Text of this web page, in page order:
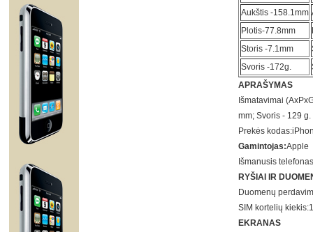
Aukštis -158.1mm
Plotis-77.8mm
Storis -7.1mm
Svoris -172g.
APRAŠYMAS
Išmatavimai
mm; Svoris - 129 g.
Prekės kodas:
Gamintojas:Apple
Išmanusis
RYŠIAI IR
Duomenų
SIM kortelių kiekis:1
EKRANAS